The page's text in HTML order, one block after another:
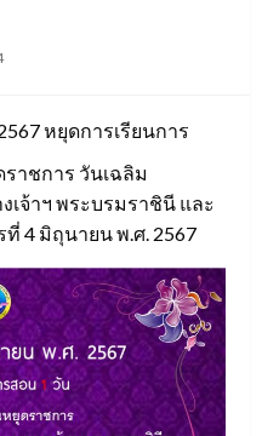
หยุดการเรียนการ
าชการ วันเฉลิม
จ้าฯ พระบรมราชินี และ
4 มิถุนายน พ.ศ. 2567